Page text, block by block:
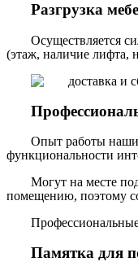
Разгрузка
Осуществляется
(этаж, наличие лифта,
Опыт работы
функциональности
Могут на месте
помещению, поэтому
Памятка для